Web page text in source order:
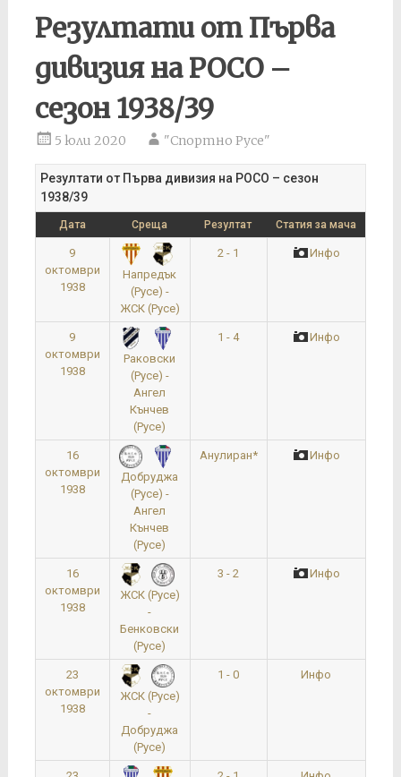
Резултати от Първа
дивизия на РОСО –
сезон 1938/39
5 юли 2020 "Спортно Русе"
Резултати от Първа дивизия на РОСО – сезон
1938/39
Дата Среща Резултат Статия за мача
9
октомври
1938
Напредък
(Русе) -
ЖСК (Русе)
2 - 1 Инфо
9
октомври
1938
Раковски
(Русе) -
Ангел
Кънчев
(Русе)
1 - 4 Инфо
16
октомври
1938
Добруджа
(Русе) -
Ангел
Кънчев
(Русе)
Анулиран* Инфо
16
октомври
1938
ЖСК (Русе)
-
Бенковски
(Русе)
3 - 2 Инфо
23
октомври
1938
ЖСК (Русе)
-
Добруджа
(Русе)
1 - 0 Инфо